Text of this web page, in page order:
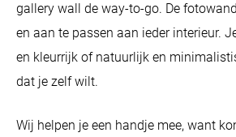
gallery wall de way-to-go. De
en aan te passen aan ieder interieur.
en kleurrijk of natuurlijk en
dat je zelf wilt.
Wij helpen je een handje mee, want